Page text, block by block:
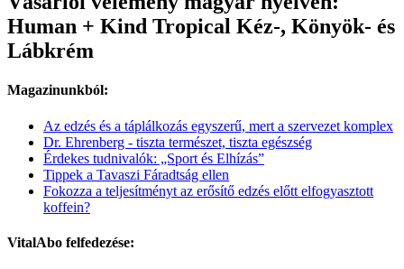
Human + Kind Tropical Kéz-, Könyök- és
Lábkrém
Magazinunkból:
Az edzés és a táplálkozás egyszerű, mert a szervezet komplex
Dr. Ehrenberg - tiszta természet, tiszta egészség
Érdekes tudnivalók: „Sport és Elhízás”
Tippek a Tavaszi Fáradtság ellen
Fokozza a teljesítményt az erősítő edzés előtt elfogyasztott
koffein?
VitalAbo felfedezése: